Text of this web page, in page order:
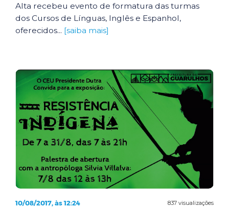
Alta recebeu evento de formatura das turmas
dos Cursos de Línguas, Inglês e Espanhol,
oferecidos... [saiba mais]
837 visualizações
10/08/2017, às 12:24